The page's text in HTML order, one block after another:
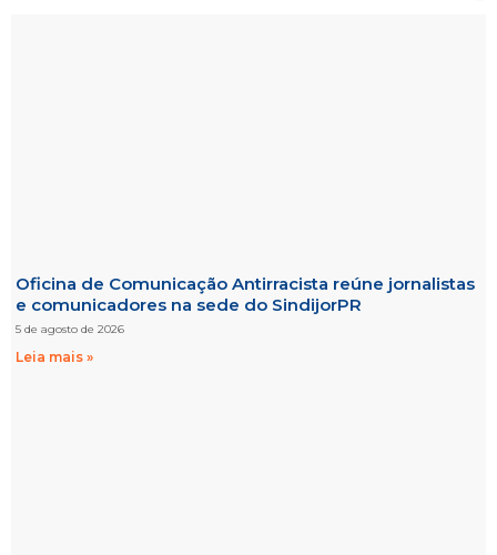
Oficina de Comunicação Antirracista reúne jornalistas
e comunicadores na sede do SindijorPR
5 de agosto de 2026
Leia mais »